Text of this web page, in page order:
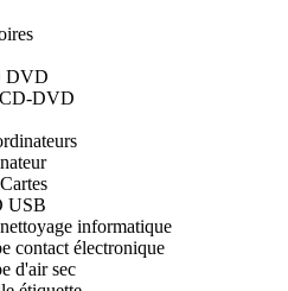
DVD
CD-DVD
USB
informatique
contact électronique
d'air sec